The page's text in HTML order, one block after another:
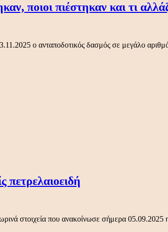
ποιοι πιέστηκαν και τι
ο ανταποδοτικός δασμός σε μεγάλο
στοιχεία που ανακοίνωσε σήμερα